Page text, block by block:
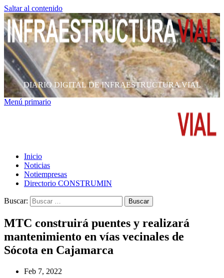
Saltar al contenido
DIARIO DIGITAL DE INFRAESTRUCTURA VIAL
Menú primario
Inicio
Noticias
Notiempresas
Directorio CONSTRUMIN
Buscar:
MTC construirá puentes y realizará
mantenimiento en vías vecinales de
Sócota en Cajamarca
Feb 7, 2022